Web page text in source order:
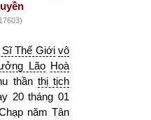
Sĩ Thế Giới vô
Lão Hoà
thần thị tịch
20 tháng 01
năm Tân